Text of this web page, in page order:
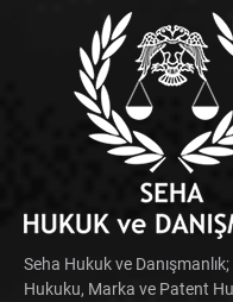
Seha Hukuk ve
Hukuku, Marka ve Patent